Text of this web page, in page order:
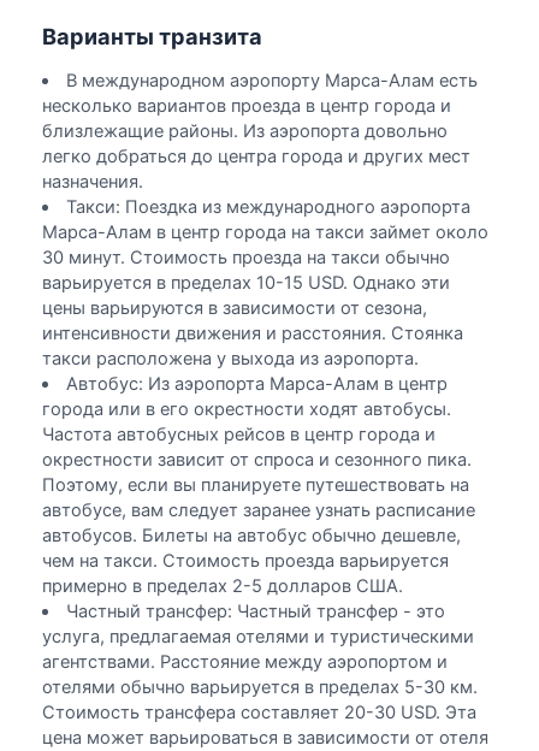
Варианты транзита
В международном аэропорту Марса-Алам есть
несколько вариантов проезда в центр города и
близлежащие районы. Из аэропорта довольно
легко добраться до центра города и других мест
назначения.
Такси: Поездка из международного аэропорта
Марса-Алам в центр города на такси займет около
30 минут. Стоимость проезда на такси обычно
варьируется в пределах 10-15 USD. Однако эти
цены варьируются в зависимости от сезона,
интенсивности движения и расстояния. Стоянка
такси расположена у выхода из аэропорта.
Автобус: Из аэропорта Марса-Алам в центр
города или в его окрестности ходят автобусы.
Частота автобусных рейсов в центр города и
окрестности зависит от спроса и сезонного пика.
Поэтому, если вы планируете путешествовать на
автобусе, вам следует заранее узнать расписание
автобусов. Билеты на автобус обычно дешевле,
чем на такси. Стоимость проезда варьируется
примерно в пределах 2-5 долларов США.
Частный трансфер: Частный трансфер - это
услуга, предлагаемая отелями и туристическими
агентствами. Расстояние между аэропортом и
отелями обычно варьируется в пределах 5-30 км.
Стоимость трансфера составляет 20-30 USD. Эта
цена может варьироваться в зависимости от отеля